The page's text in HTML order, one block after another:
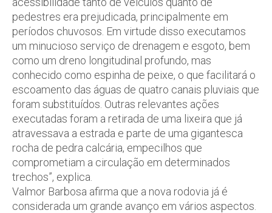
pedestres era prejudicada, principalmente em
períodos chuvosos. Em virtude disso executamos
um minucioso serviço de drenagem e esgoto, bem
como um dreno longitudinal profundo, mas
conhecido como espinha de peixe, o que facilitará o
escoamento das águas de quatro canais pluviais que
foram substituídos. Outras relevantes ações
executadas foram a retirada de uma lixeira que já
atravessava a estrada e parte de uma gigantesca
rocha de pedra calcária, empecilhos que
comprometiam a circulação em determinados
trechos”, explica.
Valmor Barbosa afirma que a nova rodovia já é
considerada um grande avanço em vários aspectos.